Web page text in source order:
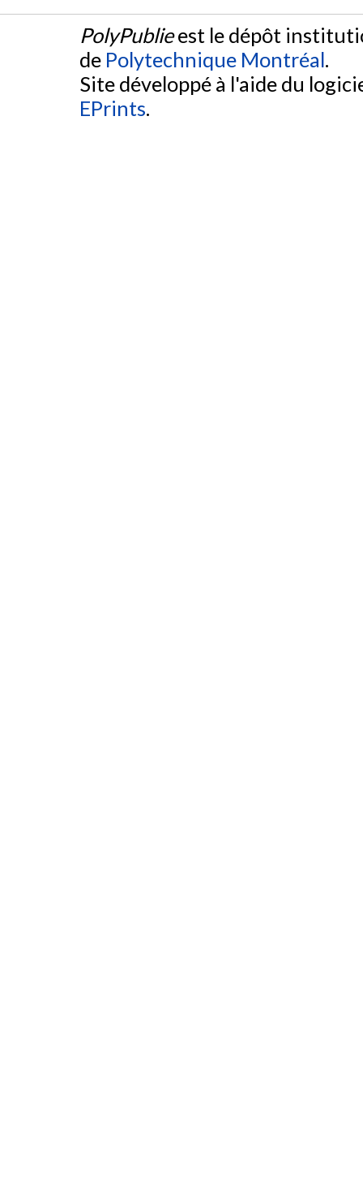
PolyPublieest le dépôt
de Polytechnique Montréal.
Site développé à l'aide du
EPrints.